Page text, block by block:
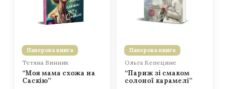
Паперова книга
Тетяна Винник
“Моя мама схожа на
Саскію”
Паперова книга
Ольга Кепецине
“Париж зі смаком
солоної карамелі”